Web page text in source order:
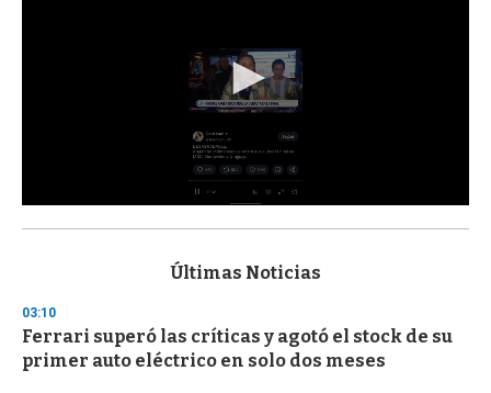
s
d
s
o
f
Últimas Noticias
03:10
Ferrari superó las críticas y agotó el stock de su
primer auto eléctrico en solo dos meses